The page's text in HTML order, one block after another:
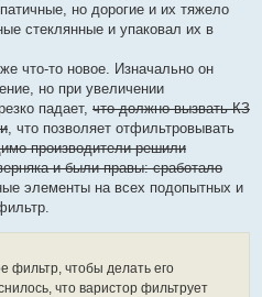
но дорогие и их тяжело
стеклянные и упаковал их в
что-то новое. Изначально он
но при увеличении
падает, что должно вызвать КЗ
, что позволяет отфильтровывать
производители решили
и были правы: сработало
элементы на всех подопытных и
фильтр, чтобы делать его
что варистор фильтрует